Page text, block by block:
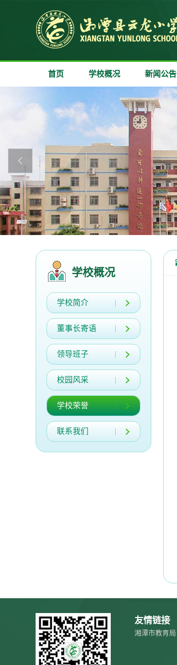
首页 学校概况 新闻公告

学校概况
学校简介
董事长寄语
领导班子
校园风采
学校荣誉
联系我们
友情链接
湘潭市教育局